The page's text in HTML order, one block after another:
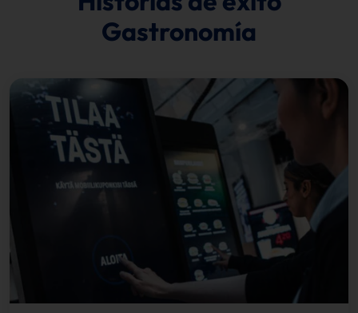
Gastronomía